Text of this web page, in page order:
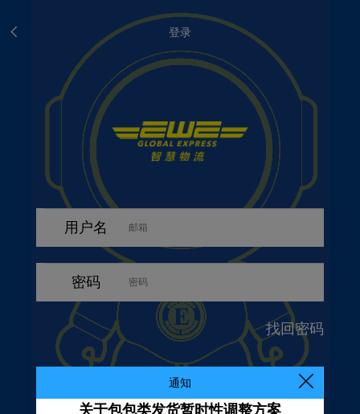
登录
用户名
密码
找回密码
通知
关于包包类发货暂时性调整方案